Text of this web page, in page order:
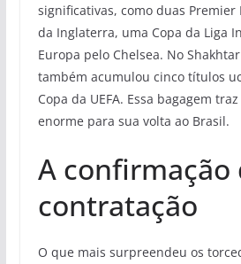
significativas, como duas Premier
da Inglaterra, uma Copa da Liga
Europa pelo Chelsea. No
também acumulou cinco títulos
Copa da UEFA. Essa bagagem
enorme para sua volta ao Brasil.
A confirmação
contratação
O que mais surpreendeu os